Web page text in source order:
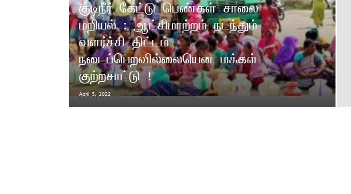
குடிநீர் கேட்டு பெண்கள் சாலை
மறியல் : ஆட்சிமாற்றம் நடந்தும்
வளர்ச்சி திட்டம்
நடைப்பெறவில்லையென மக்கள்
குற்றசாட்டு !
April 5, 2022